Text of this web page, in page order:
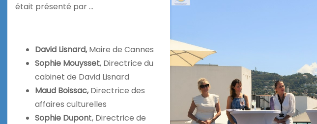
était présenté par …
David Lisnard,Maire de Cannes
Sophie Mouysset, Directrice du
cabinet de David Lisnard
Maud Boissac,Directrice des
affaires culturelles
Sophie Dupont, Directrice de